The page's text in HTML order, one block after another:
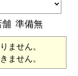
準備無
ません。
ません。